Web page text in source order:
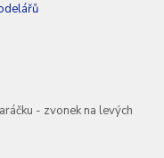
- zvonek na levých